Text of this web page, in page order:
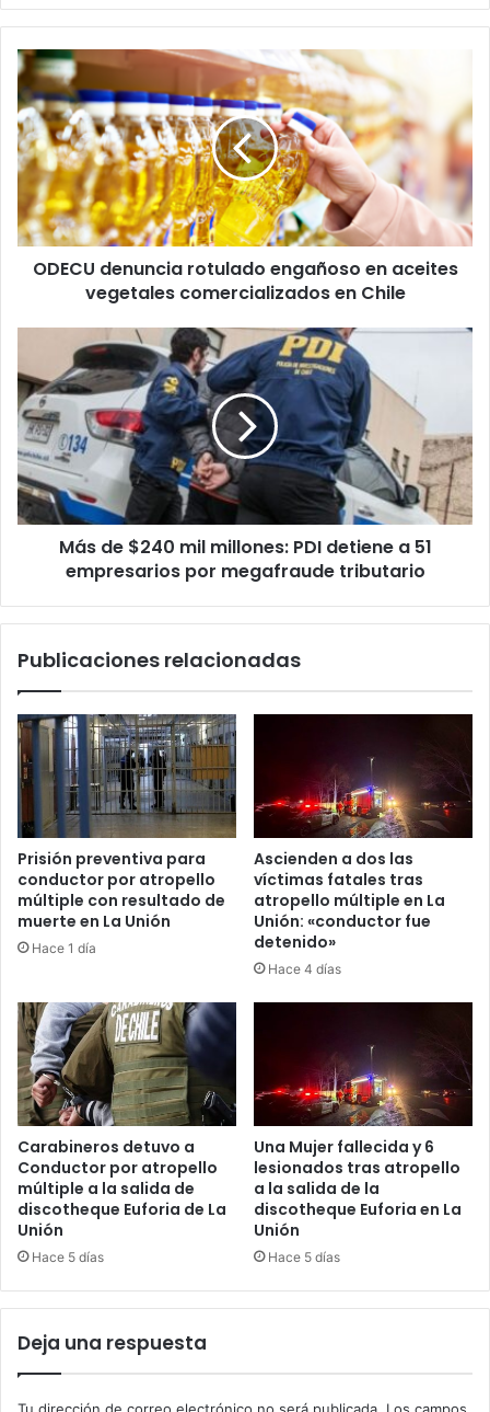
ODECU
denuncia
rotulado
engañoso
en
aceites
vegetales
comercializados
en
Chile
ODECU denuncia rotulado engañoso en aceites
vegetales comercializados en Chile
$240
mil
millones:
PDI
detiene
a
51
empresariosMás de $240 mil millones: PDI detiene a 51
empresarios por megafraude tributario
Publicaciones relacionadas
Prisión preventiva para
conductor por atropello
múltiple con resultado de
muerte en La Unión
Hace 1 día
Ascienden a dos las
víctimas fatales tras
atropello múltiple en La
Unión: «conductor fue
detenido»
Hace 4 días
Carabineros detuvo a
Conductor por atropello
múltiple a la salida de
discotheque Euforia de La
Unión
Hace 5 días
Una Mujer fallecida y 6
lesionados tras atropello
a la salida de la
discotheque Euforia en La
Unión
Hace 5 días
Deja una respuesta